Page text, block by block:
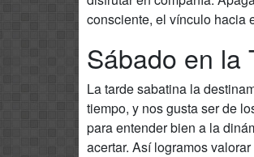
consciente, el vínculo hacia
Sábado en la
La tarde sabatina la
tiempo, y nos gusta ser de
para entender bien a la
acertar. Así logramos